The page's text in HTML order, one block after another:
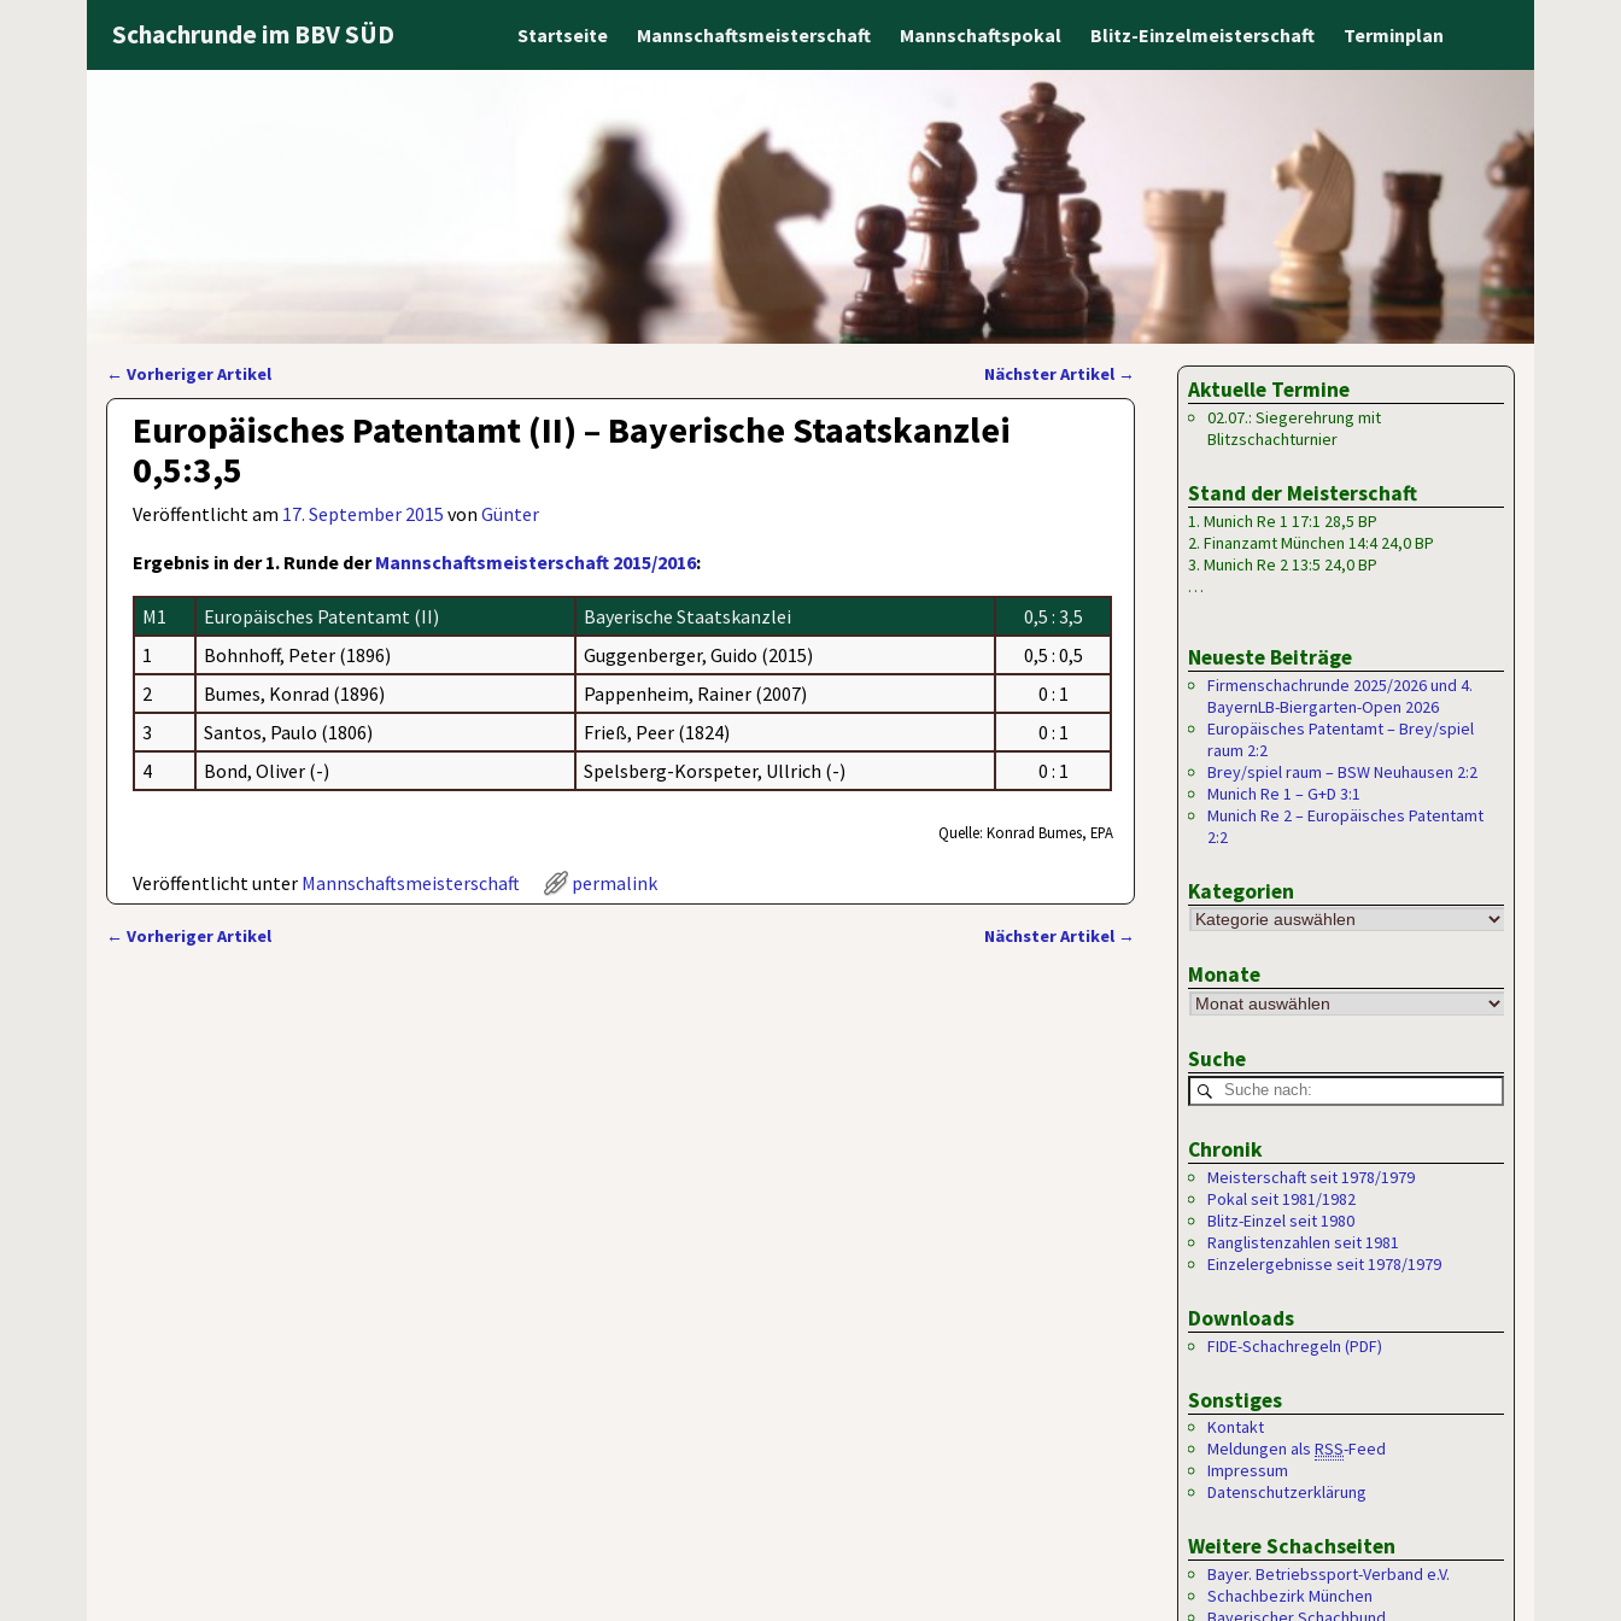
Schachrunde im BBV SÜD Startseite Mannschaftsmeisterschaft Mannschaftspokal Blitz-Einzelmeisterschaft Terminplan
Artikelnavigation
← Vorheriger Artikel Nächster Artikel →
Europäisches Patentamt (II) – Bayerische Staatskanzlei
0,5:3,5
Veröffentlicht am 17. September 2015 vonGünter
Ergebnis in der 1. Runde derMannschaftsmeisterschaft 2015/2016:
M1 Europäisches Patentamt (II) Bayerische Staatskanzlei
0,5 : 3,5
1
Bohnhoff, Peter (1896) Guggenberger, Guido (2015)
0,5 : 0,5
2
Bumes, Konrad (1896) Pappenheim, Rainer (2007)
0 : 1
3
Santos, Paulo (1806) Frieß, Peer (1824)
0 : 1
4
Bond, Oliver (-) Spelsberg-Korspeter, Ullrich (-) 0 : 1
Quelle: Konrad Bumes, EPA
Veröffentlicht unter Mannschaftsmeisterschaft permalink
← Vorheriger Artikel Nächster Artikel →
Aktuelle Termine
02.07.: Siegerehrung mit
Blitzschachturnier
Stand der Meisterschaft
1. Munich Re 1 17:1 28,5 BP
2. Finanzamt München 14:4 24,0 BP
3. Munich Re 2 13:5 24,0 BP
…
Neueste Beiträge
Firmenschachrunde 2025/2026 und 4.
BayernLB-Biergarten-Open 2026
Europäisches Patentamt – Brey/spiel
raum 2:2
Brey/spiel raum – BSW Neuhausen 2:2
Munich Re 1 – G+D 3:1
Munich Re 2 – Europäisches Patentamt
2:2
Kategorien
Monate
Suche
Chronik
Meisterschaft seit 1978/1979
Pokal seit 1981/1982
Blitz-Einzel seit 1980
Ranglistenzahlen seit 1981
Einzelergebnisse seit 1978/1979
Downloads
FIDE-Schachregeln (PDF)
Sonstiges
Kontakt
Meldungen alsRSS-Feed
Impressum
Datenschutzerklärung
Weitere Schachseiten
Bayer. Betriebssport-Verband e.V.
Schachbezirk München